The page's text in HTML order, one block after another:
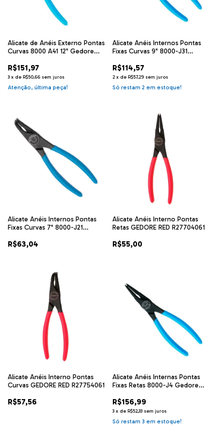
Alicate de Anéis Externo Pontas
Curvas 8000 A41 12" Gedore
R$151,97
3 x de R$50,66 sem juros
Atenção, última peça!
Alicate Anéis Internos Pontas
Fixas Curvas 9" 8000-J31
R$114,57
2 x de R$57,29 sem juros
Só restam 2 em estoque!
Alicate Anéis Internos Pontas
Fixas Curvas 7" 8000-J21
R$63,04
Alicate Anéis Interno Pontas
Retas GEDORE RED R27704061
R$55,00
Alicate Anéis Interno Pontas
Curvas GEDORE RED R27754061
R$57,56
Alicate Anéis Internas Pontas
Fixas Retas 8000-J4 Gedore
R$156,99
3 x de R$52,33 sem juros
Só restam 3 em estoque!